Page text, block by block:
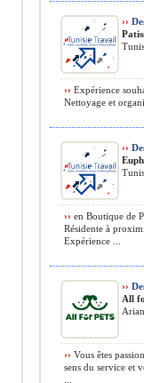
››
›› Expérience
Nettoyage et
››
›› en Boutique de
Résidente à
Expérience ...
››
All
›› Vous êtes
sens du service et